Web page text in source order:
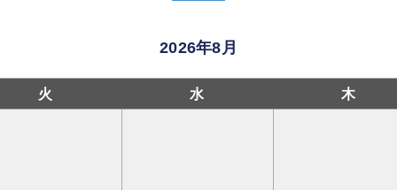
2026年8月
火 水 木